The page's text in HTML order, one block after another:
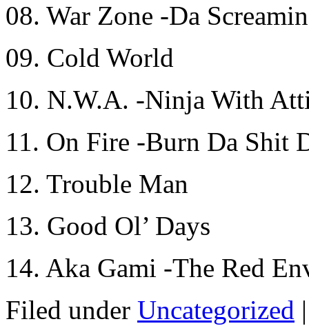
08. War Zone -Da
09. Cold World
10. N.W.A. -Ninja With
11. On Fire -Burn Da Shit
12. Trouble Man
13. Good Ol’ Days
14. Aka Gami -The Red
Filed under Uncategorized